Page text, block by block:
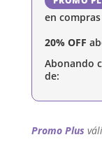
en
20% OFF
Abonando
de:
Promo Plus